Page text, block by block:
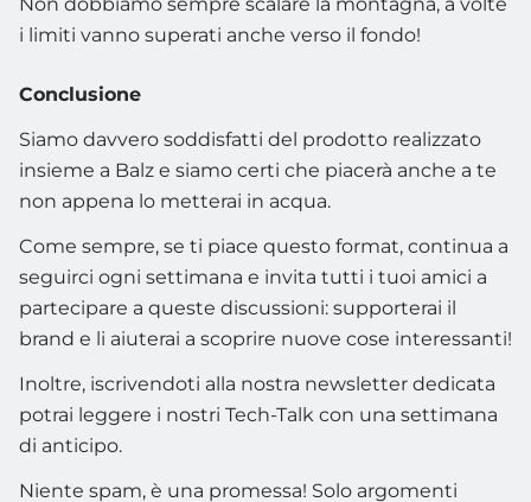
i limiti vanno superati anche verso il fondo!
Conclusione
Siamo davvero soddisfatti del prodotto realizzato
insieme a Balz e siamo certi che piacerà anche a te
non appena lo metterai in acqua.
Come sempre, se ti piace questo format, continua a
seguirci ogni settimana e invita tutti i tuoi amici a
partecipare a queste discussioni: supporterai il
brand e li aiuterai a scoprire nuove cose interessanti!
Inoltre, iscrivendoti alla nostra newsletter dedicata
potrai leggere i nostri Tech-Talk con una settimana
di anticipo.
Niente spam, è una promessa! Solo argomenti